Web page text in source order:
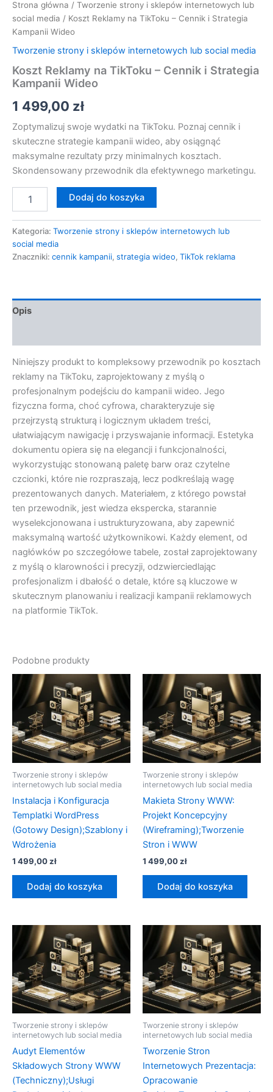
Strona główna / Tworzenie strony i sklepów internetowych lub
social media / Koszt Reklamy na TikToku – Cennik i Strategia
Kampanii Wideo
Tworzenie strony i sklepów internetowych lub social media
Koszt Reklamy na TikToku – Cennik i Strategia
Kampanii Wideo
1 499,00 zł
Zoptymalizuj swoje wydatki na TikToku. Poznaj cennik i
skuteczne strategie kampanii wideo, aby osiągnąć
maksymalne rezultaty przy minimalnych kosztach.
Skondensowany przewodnik dla efektywnego marketingu.
Dodaj do koszyka
Kategoria: Tworzenie strony i sklepów internetowych lub
social media
Znaczniki: cennik kampanii, strategia wideo, TikTok reklama
Opis
Niniejszy produkt to kompleksowy przewodnik po kosztach
reklamy na TikToku, zaprojektowany z myślą o
profesjonalnym podejściu do kampanii wideo. Jego
fizyczna forma, choć cyfrowa, charakteryzuje się
przejrzystą strukturą i logicznym układem treści,
ułatwiającym nawigację i przyswajanie informacji. Estetyka
dokumentu opiera się na elegancji i funkcjonalności,
wykorzystując stonowaną paletę barw oraz czytelne
czcionki, które nie rozpraszają, lecz podkreślają wagę
prezentowanych danych. Materiałem, z którego powstał
ten przewodnik, jest wiedza ekspercka, starannie
wyselekcjonowana i ustrukturyzowana, aby zapewnić
maksymalną wartość użytkownikowi. Każdy element, od
nagłówków po szczegółowe tabele, został zaprojektowany
z myślą o klarowności i precyzji, odzwierciedlając
profesjonalizm i dbałość o detale, które są kluczowe w
skutecznym planowaniu i realizacji kampanii reklamowych
na platformie TikTok.
Podobne produkty
Tworzenie strony i sklepów
internetowych lub social media
Instalacja i Konfiguracja
Templatki WordPress
(Gotowy Design);Szablony i
Wdrożenia
1 499,00zł
Dodaj do koszyka
Tworzenie strony i sklepów
internetowych lub social media
Makieta Strony WWW:
Projekt Koncepcyjny
(Wireframing);Tworzenie
Stron i WWW
1 499,00zł
Dodaj do koszyka
Tworzenie strony i sklepów
internetowych lub social media
Audyt Elementów
Składowych Strony WWW
(Techniczny);Usługi
Tworzenie strony i sklepów
internetowych lub social media
Tworzenie Stron
Internetowych Prezentacja:
Opracowanie